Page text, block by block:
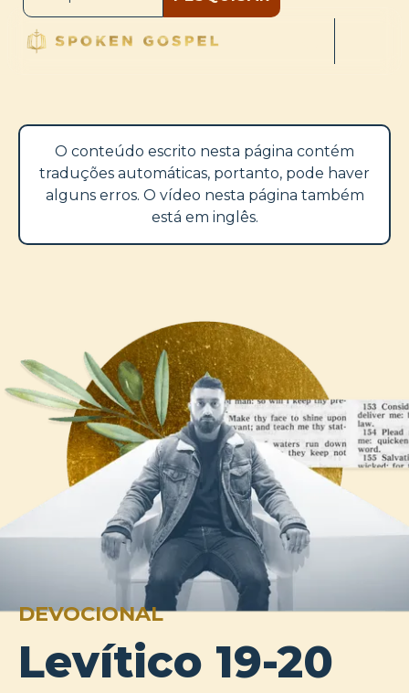
O conteúdo escrito nesta página contém
traduções automáticas, portanto, pode haver
alguns erros. O vídeo nesta página também
está em inglês.
DEVOCIONAL
Levítico 19-20